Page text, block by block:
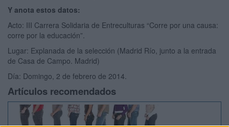
Y anota estos datos:
Acto: III Carrera Solidaria de Entreculturas “Corre por una causa:
corre por la educación”.
Lugar: Explanada de la selección (Madrid Río, junto a la entrada
de Casa de Campo. Madrid)
Día: Domingo, 2 de febrero de 2014.
Artículos recomendados